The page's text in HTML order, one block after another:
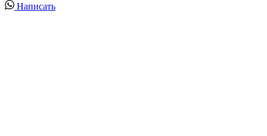
Написать